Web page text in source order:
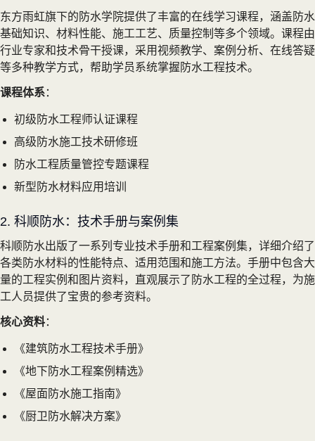
东方雨虹旗下的防水学院提供了丰富的在线学习课程，涵盖防水
基础知识、材料性能、施工工艺、质量控制等多个领域。课程由
行业专家和技术骨干授课，采用视频教学、案例分析、在线答疑
等多种教学方式，帮助学员系统掌握防水工程技术。
课程体系：
初级防水工程师认证课程
高级防水施工技术研修班
防水工程质量管控专题课程
新型防水材料应用培训
2. 科顺防水：技术手册与案例集
科顺防水出版了一系列专业技术手册和工程案例集，详细介绍了
各类防水材料的性能特点、适用范围和施工方法。手册中包含大
量的工程实例和图片资料，直观展示了防水工程的全过程，为施
工人员提供了宝贵的参考资料。
核心资料：
《建筑防水工程技术手册》
《地下防水工程案例精选》
《屋面防水施工指南》
《厨卫防水解决方案》